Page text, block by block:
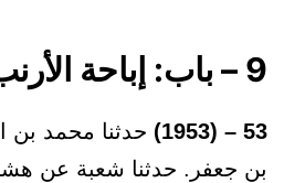
9 – باب: إباحة الأرنب.
53 – (1953)
حدثنا محمد بن
بن جعفر. حدثنا شعبة عن